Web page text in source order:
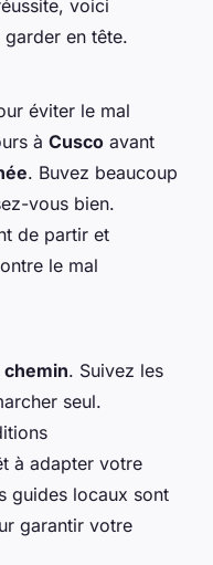
voici
en tête.
éviter le mal
à Cusco avant
. Buvez beaucoup
vous bien.
de partir et
le mal
chemin. Suivez les
seul.
à adapter votre
guides locaux sont
garantir votre